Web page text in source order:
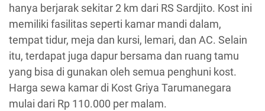
hanya berjarak sekitar 2 km dari RS Sardjito. Kost ini
memiliki fasilitas seperti kamar mandi dalam,
tempat tidur, meja dan kursi, lemari, dan AC. Selain
itu, terdapat juga dapur bersama dan ruang tamu
yang bisa di gunakan oleh semua penghuni kost.
Harga sewa kamar di Kost Griya Tarumanegara
mulai dari Rp 110.000 per malam.